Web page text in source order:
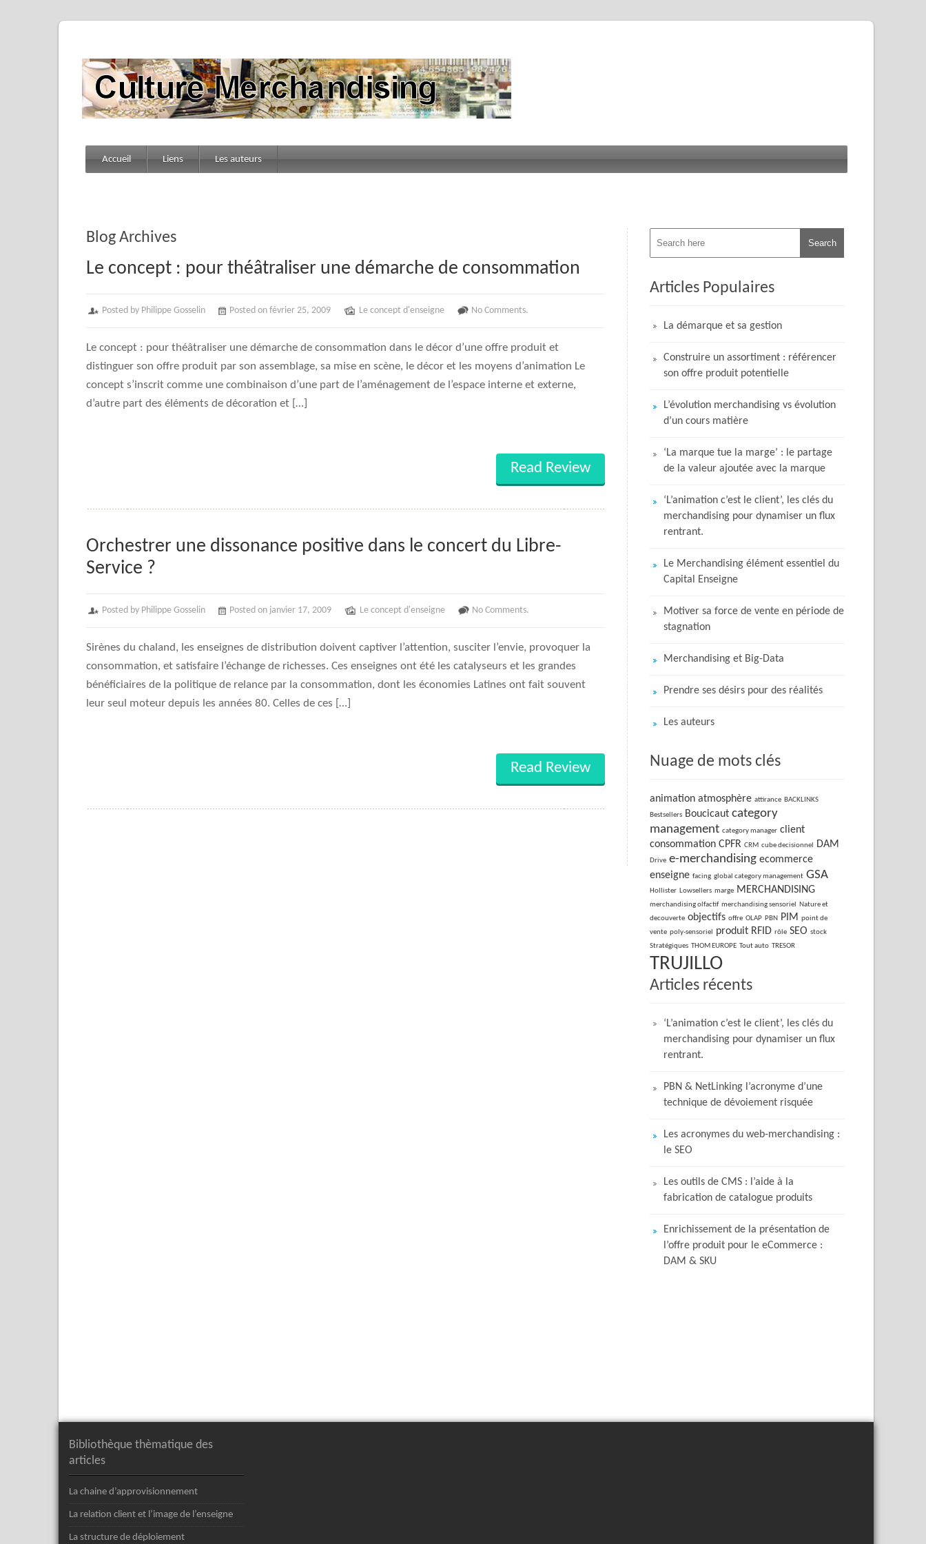
Accueil Liens Les auteurs
Blog Archives
Le concept : pour théâtraliser une démarche de consommation
Posted by Philippe Gosselin Posted on février 25, 2009 Le concept d'enseigne No Comments.
Le concept : pour théâtraliser une démarche de consommation dans le décor d’une offre produit et
distinguer son offre produit par son assemblage, sa mise en scène, le décor et les moyens d’animation Le
concept s’inscrit comme une combinaison d’une part de l’aménagement de l’espace interne et externe,
d’autre part des éléments de décoration et […]
Read Review
Orchestrer une dissonance positive dans le concert du Libre-
Service ?
Posted by Philippe Gosselin Posted on janvier 17, 2009 Le concept d'enseigne No Comments.
Sirènes du chaland, les enseignes de distribution doivent captiver l’attention, susciter l’envie, provoquer la
consommation, et satisfaire l’échange de richesses. Ces enseignes ont été les catalyseurs et les grandes
bénéficiaires de la politique de relance par la consommation, dont les économies Latines ont fait souvent
leur seul moteur depuis les années 80. Celles de ces […]
Read Review
Articles Populaires
La démarque et sa gestion
Construire un assortiment : référencer
son offre produit potentielle
L’évolution merchandising vs évolution
d’un cours matière
‘La marque tue la marge’ : le partage
de la valeur ajoutée avec la marque
‘L’animation c’est le client’, les clés du
merchandising pour dynamiser un flux
rentrant.
Le Merchandising élément essentiel du
Capital Enseigne
Motiver sa force de vente en période de
stagnation
Merchandising et Big-Data
Prendre ses désirs pour des réalités
Les auteurs
Nuage de mots clés
animation atmosphère attirance BACKLINKS
Bestsellers Boucicaut category
management category manager client
consommation CPFR CRM cube decisionnel DAM
Drive e-merchandising ecommerce
enseigne facing global category management GSA
Hollister Lowsellers marge MERCHANDISING
merchandising olfactif merchandising sensoriel
Nature et
decouverte objectifs offre OLAP PBN PIM point de
vente poly-sensoriel produit RFID rôle SEO stock
Stratégiques THOM EUROPE Tout auto TRESOR
TRUJILLO
Articles récents
‘L’animation c’est le client’, les clés du
merchandising pour dynamiser un flux
rentrant.
PBN & NetLinking l’acronyme d’une
technique de dévoiement risquée
Les acronymes du web-merchandising :
le SEO
Les outils de CMS : l’aide à la
fabrication de catalogue produits
Enrichissement de la présentation de
l’offre produit pour le eCommerce :
DAM & SKU
Bibliothèque thèmatique des
articles
La chaine d’approvisionnement
La relation client et l’image de l’enseigne
La structure de déploiement